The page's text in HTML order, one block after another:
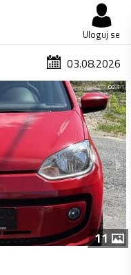
Uloguj se
03.08.2026
1 od 11
11